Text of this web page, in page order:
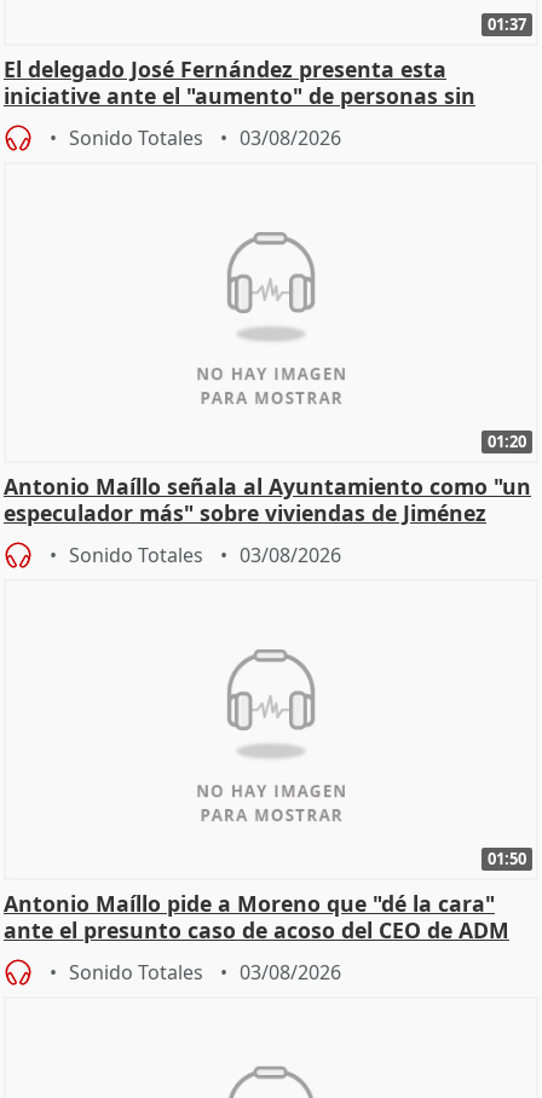
01:37
El delegado José Fernández presenta esta
iniciative ante el "aumento" de personas sin
hogar en Madri
Sonido Totales 03/08/2026
01:20
Antonio Maíllo señala al Ayuntamiento como "un
especulador más" sobre viviendas de Jiménez
Becerril
Sonido Totales 03/08/2026
01:50
Antonio Maíllo pide a Moreno que "dé la cara"
ante el presunto caso de acoso del CEO de ADM
Sonido Totales 03/08/2026